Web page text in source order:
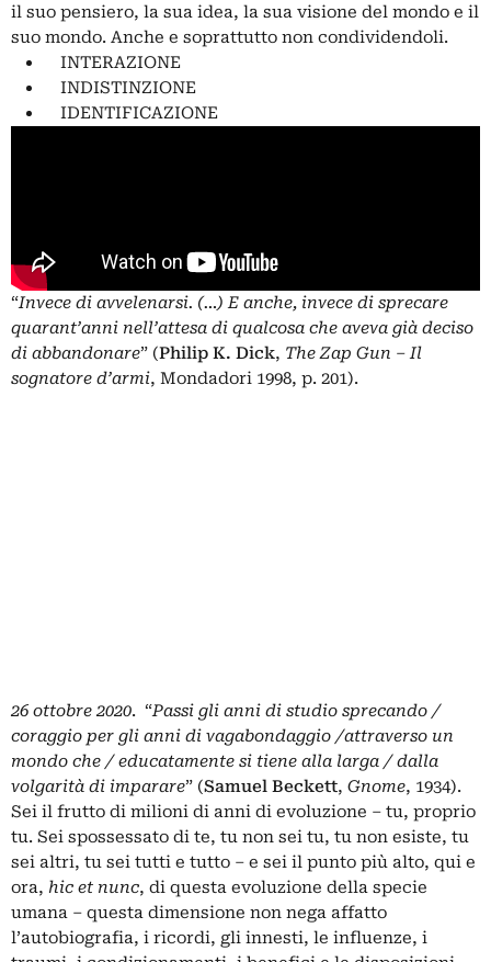
il suo pensiero, la sua idea, la sua visione del mondo e il
suo mondo. Anche e soprattutto non condividendoli.
INTERAZIONE
INDISTINZIONE
IDENTIFICAZIONE
“Invece di avvelenarsi. (…) E anche, invece di sprecare
quarant’anni nell’attesa di qualcosa che aveva già deciso
di abbandonare” (Philip K. Dick, The Zap Gun – Il
sognatore d’armi, Mondadori 1998, p. 201).
26 ottobre 2020. “Passi gli anni di studio sprecando /
coraggio per gli anni di vagabondaggio /attraverso un
mondo che / educatamente si tiene alla larga / dalla
volgarità di imparare” (Samuel Beckett, Gnome, 1934).
Sei il frutto di milioni di anni di evoluzione – tu, proprio
tu. Sei spossessato di te, tu non sei tu, tu non esiste, tu
sei altri, tu sei tutti e tutto – e sei il punto più alto, qui e
ora, hic et nunc, di questa evoluzione della specie
umana – questa dimensione non nega affatto
l’autobiografia, i ricordi, gli innesti, le influenze, i